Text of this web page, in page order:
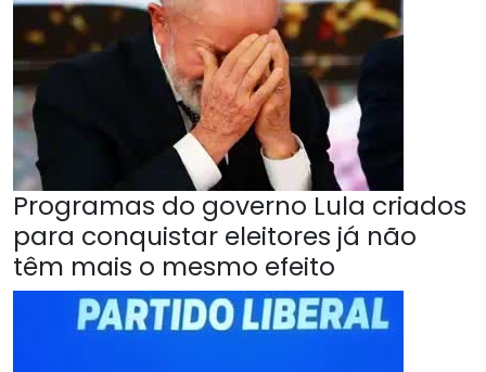
Programas do governo Lula criados
para conquistar eleitores já não
têm mais o mesmo efeito